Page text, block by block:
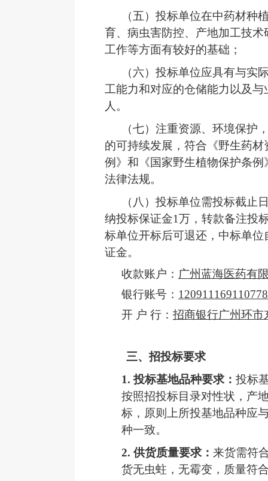
（五） 投标单位在中药材种
育、病虫害防控、产地加工技术
工作等方面有较好的基础；
（六） 投标单位应具有与实
工能力和对应的仓储能力以及与
人。
（七） 注重资源、环境保护
的可持续发展，符合《野生药材
例》和《国家野生植物保护条例
法律法规。
（八） 投标单位需投标截止
纳投标保证金1万，转款备注投
标单位开标后可退还，中标单位
证金。
收款账户： 广州蓝海医药有
银行账号： 120911169110778
开 户 行： 招商银行广州环市
三、招投标要求
1.投标基地品种要求： 投标
按照招投标目录对性状，产
标，原则上所投基地品种应
种一致。
2. 供货质量要求： 来货需符
货无虫蛀，无霉变，质量符